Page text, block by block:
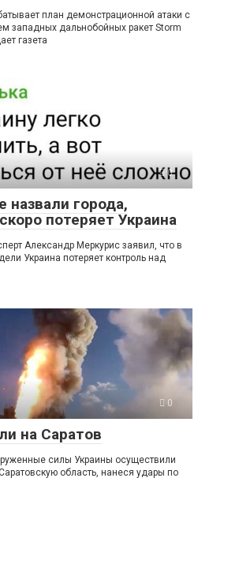
план демонстрационной атаки с
западных дальнобойных ракет Storm
газета
0
назвали города,
потеряет Украина
Александр Меркурис заявил, что в
Украина потеряет контроль над
0
на Саратов
силы Украины осуществили
область, нанеся удары по